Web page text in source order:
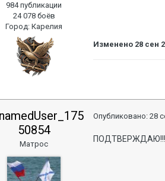
984 публикации
24 078 боёв
Город:Карелия
Изменено 28 сен
50854
Матрос
Опубликовано:28
ПОДТВЕРЖДАЮ!!!